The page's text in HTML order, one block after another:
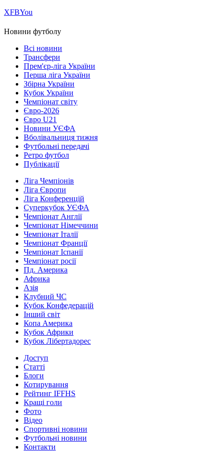
ХFBYou
Новини футболу
Всі новини
Трансфери
Прем'єр-ліга України
Перша ліга України
Збірна України
Кубок України
Чемпіонат світу
Євро-2026
Євро U21
Новини УЄФА
Вболівальниця тижня
Футбольні передачі
Ретро футбол
Публікації
Ліга Чемпіонів
Ліга Європи
Ліга Конференцій
Суперкубок УЄФА
Чемпіонат Англії
Чемпіонат Німеччини
Чемпіонат Італії
Чемпіонат Франції
Чемпіонат Іспанії
Чемпіонат росії
Пд. Америка
Африка
Азія
Клубний ЧС
Кубок Конфедерацій
Інший світ
Копа Америка
Кубок Африки
Кубок Лібертадорес
Доступ
Статті
Блоги
Котирування
Рейтинг IFFHS
Кращі голи
Фото
Відео
Спортивні новини
Футбольні новини
Контакти